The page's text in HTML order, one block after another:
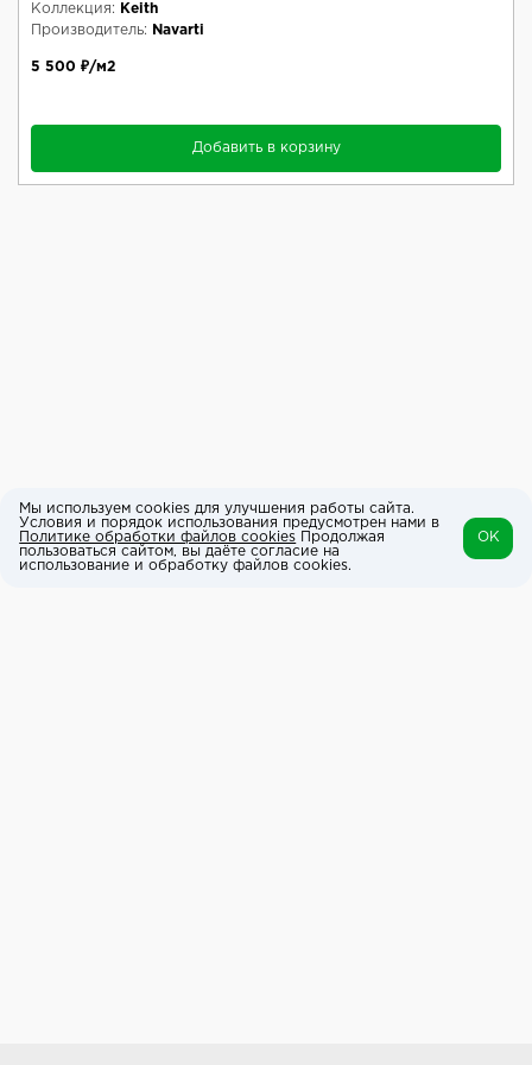
Коллекция:
Keith
Производитель:
Navarti
5 500 ₽/м2
Добавить в корзину
Мы используем cookies для улучшения работы сайта.
Условия и порядок использования предусмотрен нами в
Политике обработки файлов cookies Продолжая
пользоваться сайтом, вы даёте согласие на
использование и обработку файлов cookies.
OK